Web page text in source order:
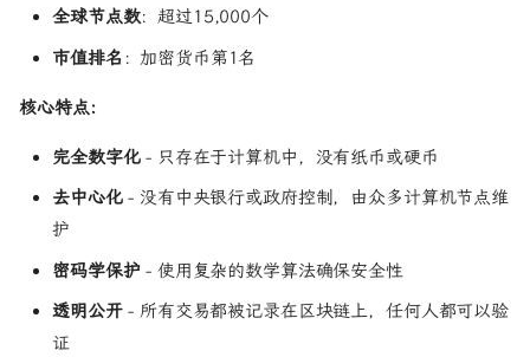
全球节点数：超过15,000个
市值排名 ：加密货币第1名
核心特点：
完全数字化- 只存在于计算机中，没有纸币或硬币
去中心化- 没有中央银行或政府控制，由众多计算机节点维
护
密码学保护- 使用复杂的数学算法确保安全性
透明公开- 所有交易都被记录在区块链上，任何人都可以验
证